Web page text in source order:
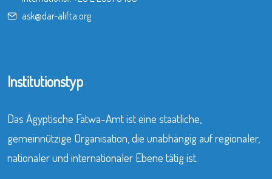
ask@dar-alifta.org
Institutionstyp
Das Ägyptische Fatwa-Amt ist eine staatliche,
gemeinnützige Organisation, die unabhängig auf regionaler,
nationaler und internationaler Ebene tätig ist.